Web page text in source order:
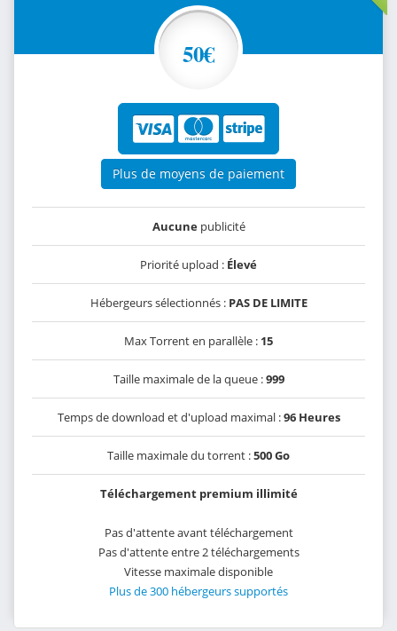
50€
Plus de moyens de paiement
Aucunepublicité
Priorité upload : Élevé
Hébergeurs sélectionnés : PAS DE LIMITE
Max Torrent en parallèle : 15
Taille maximale de la queue :999
Temps de download et d'upload maximal :96 Heures
Taille maximale du torrent :500 Go
Téléchargement premium illimité
Pas d'attente avant téléchargement
Pas d'attente entre 2 téléchargements
Vitesse maximale disponible
Plus de 300 hébergeurs supportés